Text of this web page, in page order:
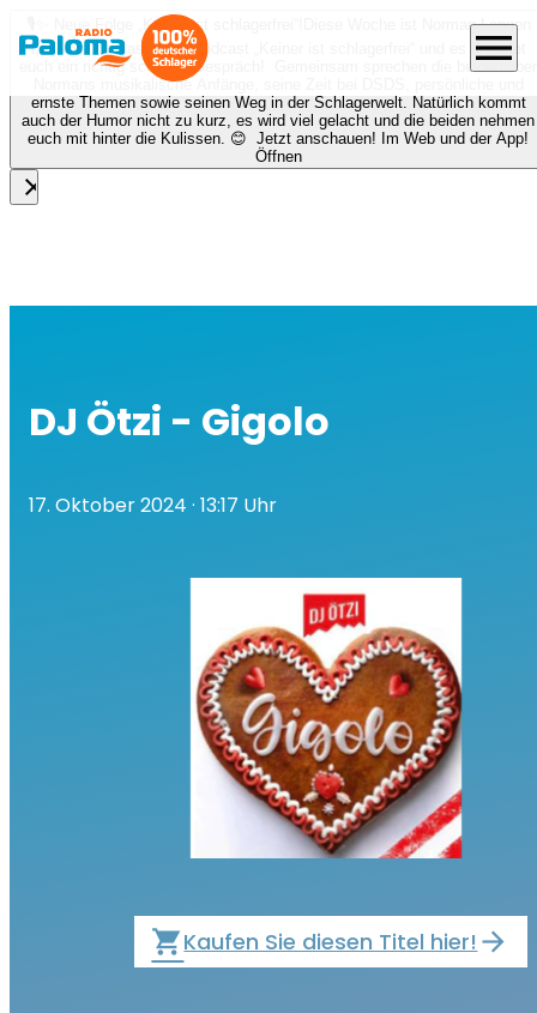
🎙️✨ Neue Folge „Keiner ist schlagerfrei“!
Diese Woche ist Norman Langen
bei Nora zu Gast beim Podcast „Keiner ist schlagerfrei“ und es erwartet
euch ein richtig schönes Gespräch! Gemeinsam sprechen die beiden über
Normans musikalische Anfänge, seine Zeit bei DSDS, persönliche und
ernste Themen sowie seinen Weg in der Schlagerwelt. Natürlich kommt
auch der Humor nicht zu kurz, es wird viel gelacht und die beiden nehmen
euch mit hinter die Kulissen. 😊 Jetzt anschauen! Im Web und der App!
Öffnen
close
menu
DJ Ötzi - Gigolo
17. Oktober 2024 · 13:17 Uhr
local_grocery_storeKaufen Sie diesen Titel hier!